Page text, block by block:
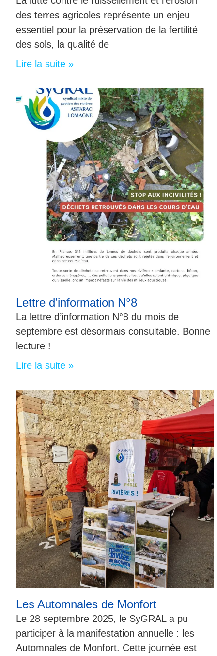
des terres agricoles représente un enjeu
essentiel pour la préservation de la fertilité
des sols, la qualité de
Lire la suite »
Lettre d’information N°8
La lettre d’information N°8 du mois de
septembre est désormais consultable. Bonne
lecture !
Lire la suite »
Les Automnales de Monfort
Le 28 septembre 2025, le SyGRAL a pu
participer à la manifestation annuelle : les
Automnales de Monfort. Cette journée est